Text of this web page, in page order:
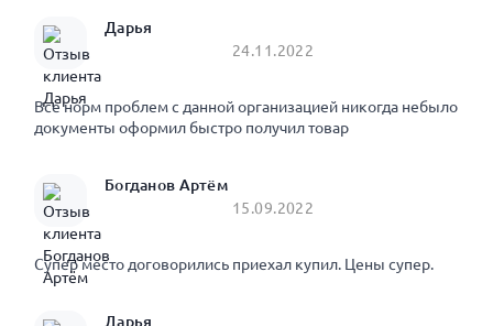
Дарья
24.11.2022
Все норм проблем с данной организацией никогда небыло
документы оформил быстро получил товар
Богданов Артём
15.09.2022
Супер место договорились приехал купил. Цены супер.
Дарья